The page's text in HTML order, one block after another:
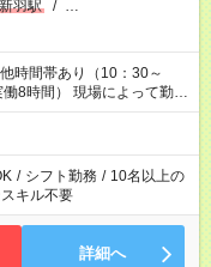
新羽駅 / …
よって勤務
1時間あり
/ シフト勤務 / 10名以上の
キル不要
詳細へ